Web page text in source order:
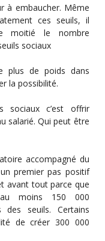
à embaucher. Même
ces seuils, il
moitié le nombre
sociaux
plus de poids dans
la possibilité.
sociaux c’est offrir
salarié. Qui peut être
accompagné du
premier pas positif
avant tout parce que
moins 150 000
des seuils. Certains
de créer 300 000